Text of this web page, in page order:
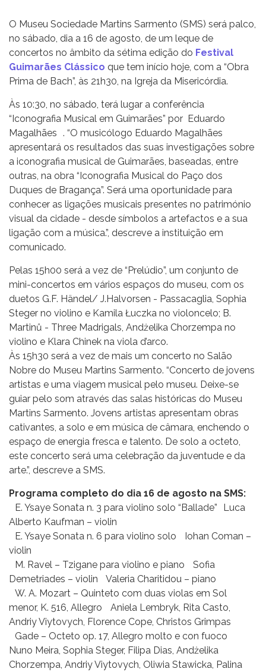
O Museu Sociedade Martins Sarmento (SMS) será palco,
no sábado, dia a 16 de agosto, de um leque de
concertos no âmbito da sétima edição do Festival
Guimarães Clássico que tem início hoje, com a “Obra
Prima de Bach”, às 21h30, na Igreja da Misericórdia.
Às 10:30, no sábado, terá lugar a conferência
“Iconografia Musical em Guimarães” por Eduardo
Magalhães . “O musicólogo Eduardo Magalhães
apresentará os resultados das suas investigações sobre
a iconografia musical de Guimarães, baseadas, entre
outras, na obra “Iconografia Musical do Paço dos
Duques de Bragança”. Será uma oportunidade para
conhecer as ligações musicais presentes no património
visual da cidade - desde símbolos a artefactos e a sua
ligação com a música.”, descreve a instituição em
comunicado.
Pelas 15h00 será a vez de “Prelúdio”, um conjunto de
mini-concertos em vários espaços do museu, com os
duetos G.F. Händel/ J.Halvorsen - Passacaglia, Sophia
Steger no violino e Kamila Łuczka no violoncelo; B.
Martinů - Three Madrigals, Andżelika Chorzempa no
violino e Klara Chinek na viola d’arco.
Às 15h30 será a vez de mais um concerto no Salão
Nobre do Museu Martins Sarmento. “Concerto de jovens
artistas e uma viagem musical pelo museu. Deixe-se
guiar pelo som através das salas históricas do Museu
Martins Sarmento. Jovens artistas apresentam obras
cativantes, a solo e em música de câmara, enchendo o
espaço de energia fresca e talento. De solo a octeto,
este concerto será uma celebração da juventude e da
arte.”, descreve a SMS.
Programa completo do dia 16 de agosto na SMS:
E. Ysaye Sonata n. 3 para violino solo “Ballade” Luca
Alberto Kaufman – violin
E. Ysaye Sonata n. 6 para violino solo Iohan Coman –
violin
M. Ravel – Tzigane para violino e piano Sofia
Demetriades – violin Valeria Charitidou – piano
W. A. Mozart – Quinteto com duas violas em Sol
menor, K. 516, Allegro Aniela Lembryk, Rita Casto,
Andriy Viytovych, Florence Cope, Christos Grimpas
Gade – Octeto op. 17, Allegro molto e con fuoco
Nuno Meira, Sophia Steger, Filipa Dias, Andżelika
Chorzempa, Andriy Viytovych, Oliwia Stawicka, Palina